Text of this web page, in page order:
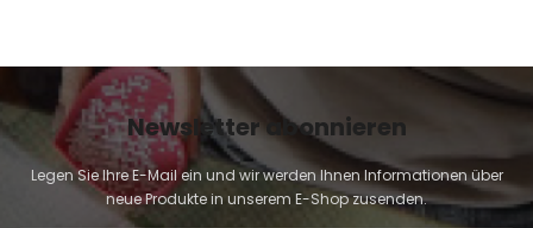
i
s
t
e
Newsletter abonnieren
Legen Sie Ihre E-Mail ein und wir werden Ihnen Informationen über
neue Produkte in unserem E-Shop zusenden.